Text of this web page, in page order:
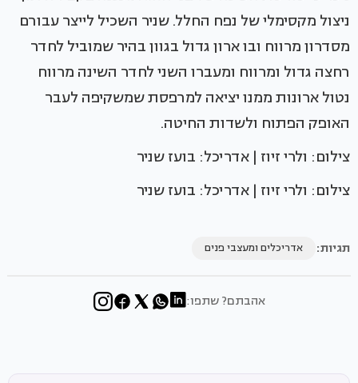
ניצול מקסימלי של נפח החלל. שניר השכיל לייצר עבורם
מסדרון מרווח ובו ארון גדול בגוון בהיר שמוביל לחדר
רחצה גדול ומרווח ומעברו השני לחדר השינה מרווח
נטול ארונות ממנו יציאה למרפסת שמשקיפה לעבר
האופק הפתוח ולשדות החיטה.
צילום: ולרי זיוז | אדריכל: בועז שניר
צילום: ולרי זיוז | אדריכל: בועז שניר
תגיות: אדריכלים ומעצבי פנים
אהבתם? שתפו: